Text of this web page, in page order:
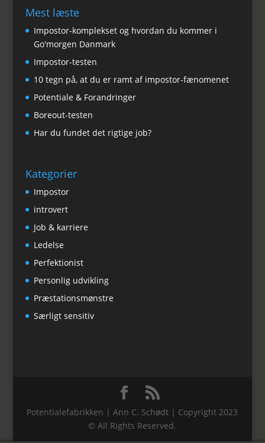
Mest læste
Impostor-komplekset og hvordan du kommer i
Go'morgen Danmark
Impostor-testen
10 tegn på, at du er ramt af impostor-fænomenet
Potentiale & Forandringer
Boreout-testen
Har du fundet det rigtige job?
Kategorier
Impostor
introvert
Job & karriere
Ledelse
Perfektionist
Personlig udvikling
Præstationsmønstre
Særligt sensitiv
Potentialefabrikken | Ann C. Schødt | Copyright 2023
© All Rights Reserved.